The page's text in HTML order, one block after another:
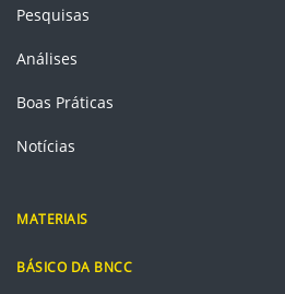
Pesquisas
Análises
Boas Práticas
Notícias
MATERIAIS
BÁSICO DA BNCC